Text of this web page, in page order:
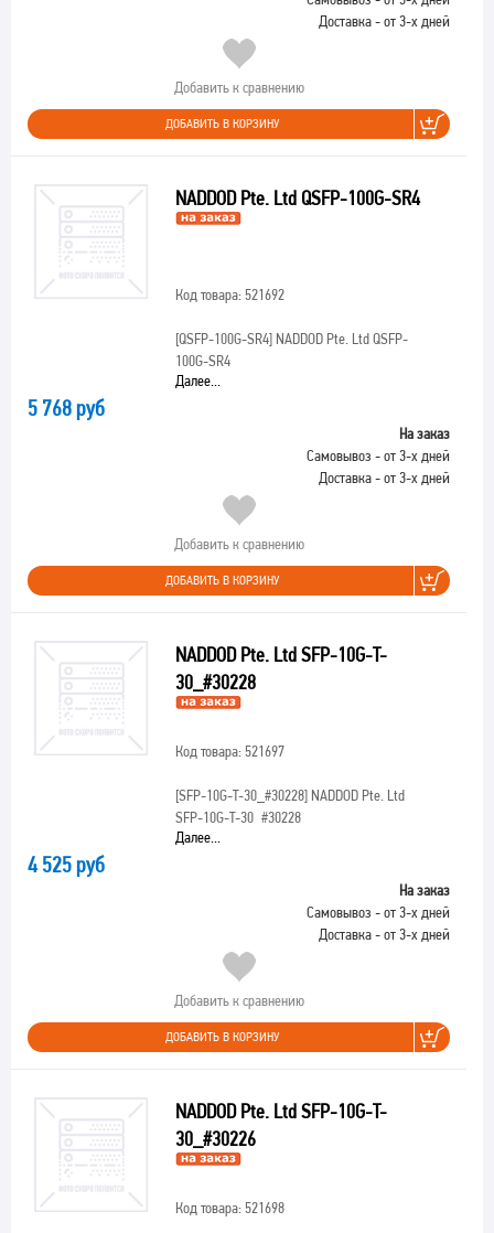
Доставка - от 3-х дней
Добавить к сравнению
ДОБАВИТЬ В КОРЗИНУ
NADDOD Pte. Ltd QSFP-100G-SR4
Код товара: 521692
[QSFP-100G-SR4]NADDOD Pte. Ltd QSFP-
100G-SR4
Далее...
5 768 руб
На заказ
Самовывоз - от 3-х дней
Доставка - от 3-х дней
Добавить к сравнению
ДОБАВИТЬ В КОРЗИНУ
NADDOD Pte. Ltd SFP-10G-T-
30_#30228
Код товара: 521697
[SFP-10G-T-30_#30228]NADDOD Pte. Ltd
SFP-10G-T-30_#30228
Далее...
4 525 руб
На заказ
Самовывоз - от 3-х дней
Доставка - от 3-х дней
Добавить к сравнению
ДОБАВИТЬ В КОРЗИНУ
NADDOD Pte. Ltd SFP-10G-T-
30_#30226
Код товара: 521698